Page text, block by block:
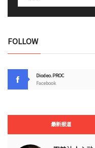
FOLLOW
Diodeo.PROC
Facebook
最新报道